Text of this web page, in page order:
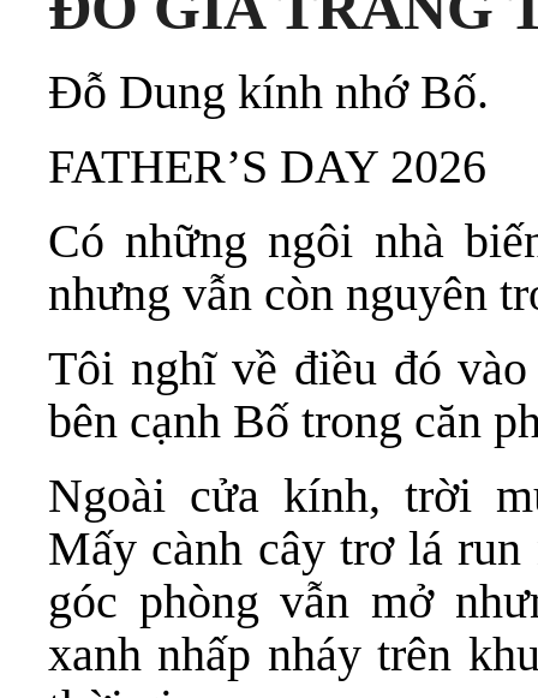
Đỗ Dung kính nhớ Bố.
FATHER’S DAY 2026
Có những ngôi nhà
nhưng vẫn còn nguyên
Tôi nghĩ về điều đó
bên cạnh Bố trong căn
Ngoài cửa kính, trời
Mấy cành cây trơ lá
góc phòng vẫn mở
xanh nhấp nháy trên